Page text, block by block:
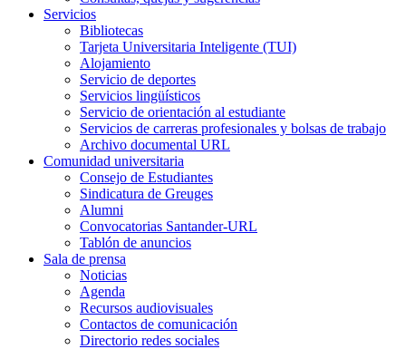
Servicios
Bibliotecas
Tarjeta Universitaria Inteligente (TUI)
Alojamiento
Servicio de deportes
Servicios lingüísticos
Servicio de orientación al estudiante
Servicios de carreras profesionales y bolsas de trabajo
Archivo documental URL
Comunidad universitaria
Consejo de Estudiantes
Sindicatura de Greuges
Alumni
Convocatorias Santander-URL
Tablón de anuncios
Sala de prensa
Noticias
Agenda
Recursos audiovisuales
Contactos de comunicación
Directorio redes sociales